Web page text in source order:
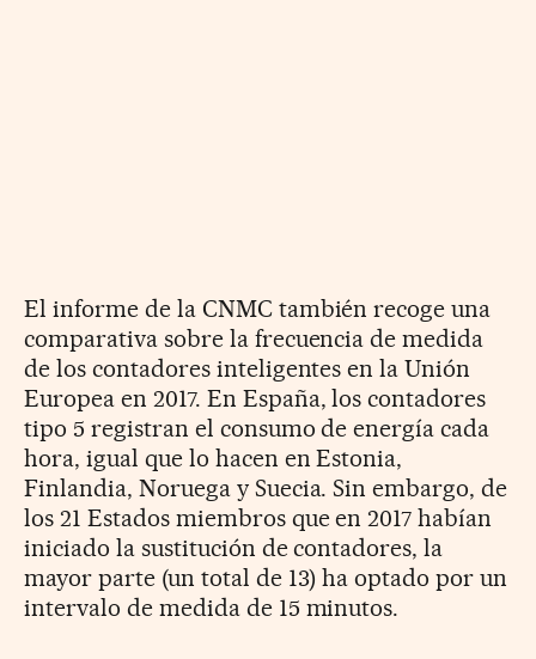
El informe de la CNMC también recoge una
comparativa sobre la frecuencia de medida
de los contadores inteligentes en la Unión
Europea en 2017. En España, los contadores
tipo 5 registran el consumo de energía cada
hora, igual que lo hacen en Estonia,
Finlandia, Noruega y Suecia. Sin embargo, de
los 21 Estados miembros que en 2017 habían
iniciado la sustitución de contadores, la
mayor parte (un total de 13) ha optado por un
intervalo de medida de 15 minutos.